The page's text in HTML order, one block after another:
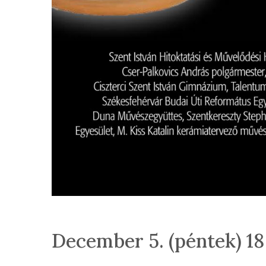
December 5. (péntek)